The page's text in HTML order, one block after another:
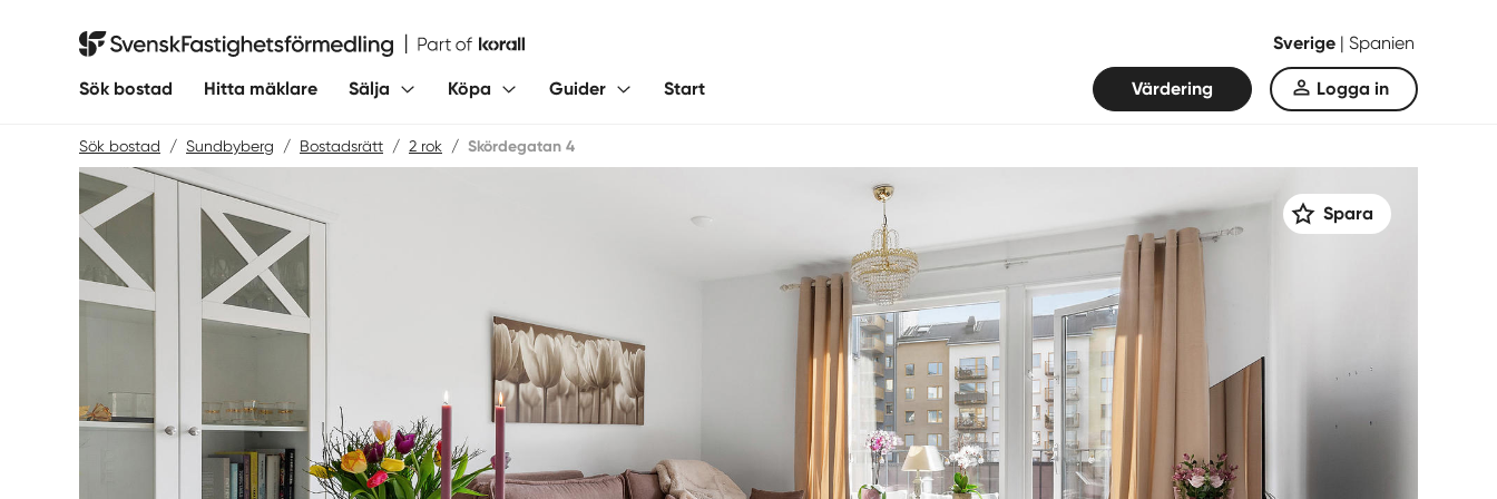
Svensk Fastighetsförmedling Sverige | Spanien
Sök bostad Hitta mäklare Sälja Köpa Guider Start Värdering Logga in
Sök bostad / Sundbyberg / Bostadsrätt / 2 rok / Skördegatan 4
Spara